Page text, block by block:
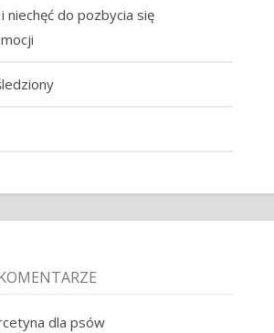
niechęć do pozbycia się
dla psów